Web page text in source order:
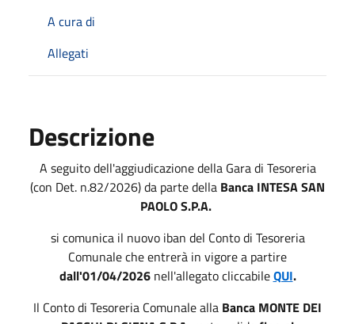
A cura di
Allegati
Descrizione
A seguito dell'aggiudicazione della Gara di Tesoreria
(con Det. n.82/2026) da parte della Banca INTESA SAN
PAOLO S.P.A.
si comunica il nuovo iban del Conto di Tesoreria
Comunale che entrerà in vigore a partire
dall'01/04/2026nell'allegato cliccabileQUI.
Il Conto di Tesoreria Comunale alla Banca MONTE DEI